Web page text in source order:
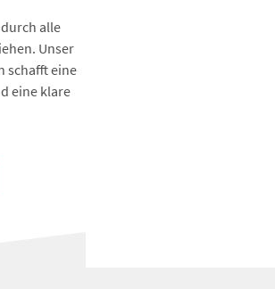
alle
Unser
schafft eine
eine klare